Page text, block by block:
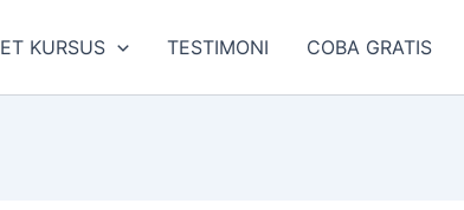
KURSUS TESTIMONI COBA GRATIS